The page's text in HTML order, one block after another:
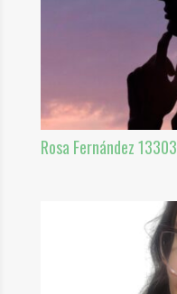
Rosa Fernández 13303